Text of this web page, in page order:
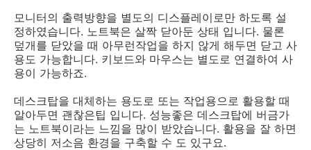
모니터의 출력방향을 별도의 디스플레이로만 하도록 설
정하였습니다. 노트북은 살짝 닫아둔 상태 입니다. 물론
덮개를 닫았을 때 아무런작업을 하지 않게 해두면 닫고 사
용도 가능합니다. 키보드와 마우스는 별도로 연결하여 사
용이 가능하죠.
데스크탑을 대체하는 용도로 또는 작업용으로 활용할 때
알아두면 괜찮은팁 입니다. 성능좋은 데스크탑에 버금가
는 노트북이라는 느낌을 많이 받았습니다. 활용을 잘 하면
상당히 저소음 환경을 구축할 수 도 있구요.